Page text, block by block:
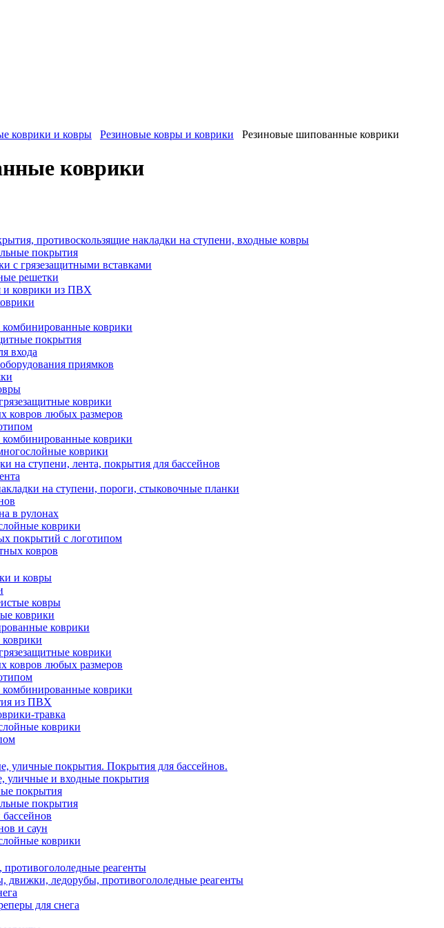
коврики и ковры Резиновые ковры и коврики Резиновые шипованные коврики
коврики
противоскользящие накладки на ступени, входные ковры
покрытия
с грязезащитными вставками
решетки
и коврики из ПВХ
коврики
покрытия
входа
приямков
коврики
ковров любых размеров
коврики
коврики
на ступени, лента, покрытия для бассейнов
на ступени, пороги, стыковочные планки
в рулонах
коврики
покрытий с логотипом
ковров
и ковры
ковры
коврики
коврики
коврики
ковров любых размеров
коврики
из ПВХ
травка
коврики
уличные покрытия. Покрытия для бассейнов.
и входные покрытия
покрытия
покрытия
и саун
коврики
противогололедные реагенты
движки, ледорубы, противогололедные реагенты
для снега